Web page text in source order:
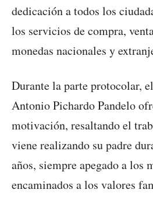
dedicación a todos los
los servicios de compra,
monedas nacionales y
Durante la parte protocolar,
Antonio Pichardo Pandelo
motivación, resaltando el
viene realizando su padre
años, siempre apegado a los
encaminados a los valores